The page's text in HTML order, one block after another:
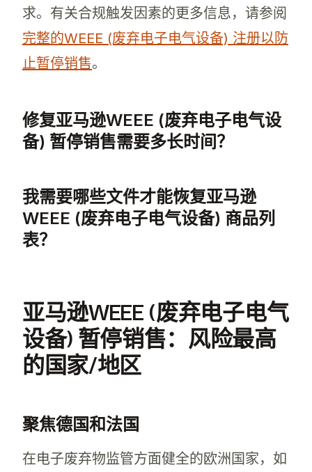
求。有关合规触发因素的更多信息，请参阅
完整的WEEE (废弃电子电气设备) 注册以防
止暂停销售。
修复亚马逊WEEE (废弃电子电气设
备) 暂停销售需要多长时间？
我需要哪些文件才能恢复亚马逊
WEEE (废弃电子电气设备) 商品列
表？
亚马逊WEEE (废弃电子电气
设备) 暂停销售：风险最高
的国家/地区
聚焦德国和法国
在电子废弃物监管方面健全的欧洲国家，如